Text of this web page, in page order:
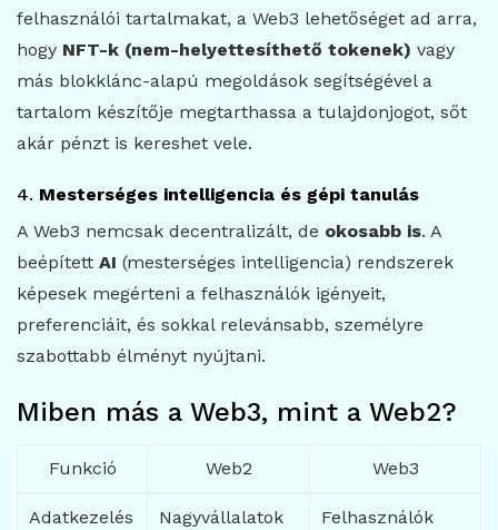
felhasználói tartalmakat, a Web3 lehetőséget ad arra,
hogy NFT-k (nem-helyettesíthető tokenek) vagy
más blokklánc-alapú megoldások segítségével a
tartalom készítője megtarthassa a tulajdonjogot, sőt
akár pénzt is kereshet vele.
4. Mesterséges intelligencia és gépi tanulás
A Web3 nemcsak decentralizált, de okosabb is. A
beépített AI (mesterséges intelligencia) rendszerek
képesek megérteni a felhasználók igényeit,
preferenciáit, és sokkal relevánsabb, személyre
szabottabb élményt nyújtani.
Miben más a Web3, mint a Web2?
Funkció Web2 Web3
Adatkezelés
Nagyvállalatok
Felhasználók